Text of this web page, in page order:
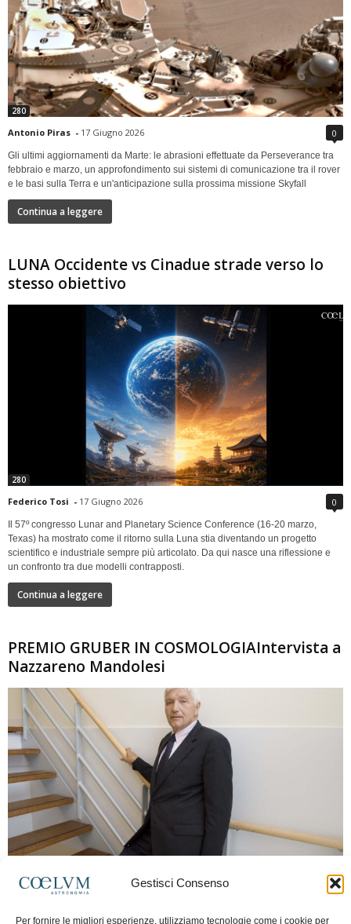
Gestisci Consenso
Per fornire le migliori esperienze, utilizziamo tecnologie come i cookie per
280
Antonio Piras - 17 Giugno 2026 0
Gli ultimi aggiornamenti da Marte: le abrasioni effettuate da Perseverance tra
febbraio e marzo, un approfondimento sui sistemi di comunicazione tra il rover
e le basi sulla Terra e un'anticipazione sulla prossima missione Skyfall
Continua a leggere
LUNA Occidente vs Cinadue strade verso lo
stesso obiettivo
280
Federico Tosi - 17 Giugno 2026 0
Il 57º congresso Lunar and Planetary Science Conference (16-20 marzo,
Texas) ha mostrato come il ritorno sulla Luna stia diventando un progetto
scientifico e industriale sempre più articolato. Da qui nasce una riflessione e
un confronto tra due modelli contrapposti.
Continua a leggere
PREMIO GRUBER IN COSMOLOGIAIntervista a
Nazzareno Mandolesi
Frida Paolella - 16 Giugno 2026 0
spaziale europea e della missione Planck. Il dialogo ripercorre i principali